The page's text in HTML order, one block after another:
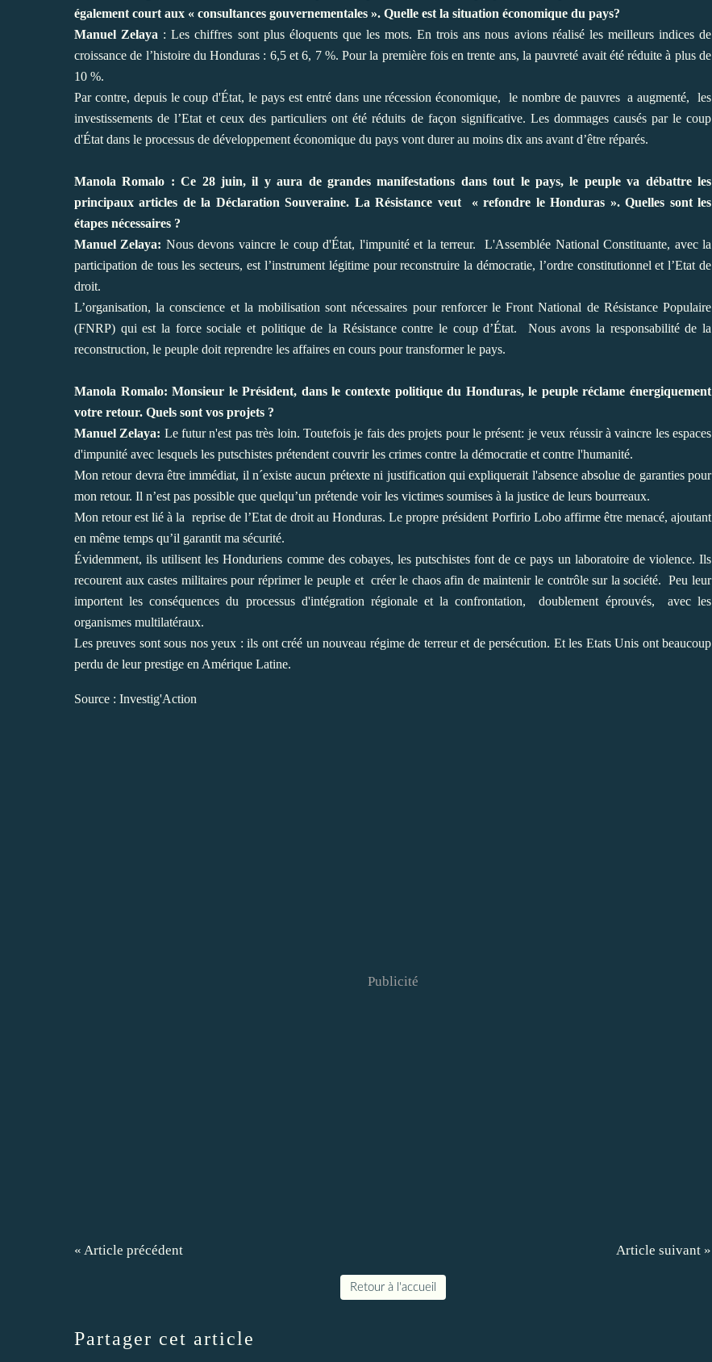
également court aux « consultances gouvernementales ». Quelle est la situation économique du pays?
Manuel Zelaya : Les chiffres sont plus éloquents que les mots. En trois ans nous avions réalisé les meilleurs indices de
croissance de l’histoire du Honduras : 6,5 et 6, 7 %. Pour la première fois en trente ans, la pauvreté avait été réduite à plus de
10 %.
Par contre, depuis le coup d'État, le pays est entré dans une récession économique, le nombre de pauvres a augmenté, les
investissements de l’Etat et ceux des particuliers ont été réduits de façon significative. Les dommages causés par le coup
d'État dans le processus de développement économique du pays vont durer au moins dix ans avant d’être réparés.
Manola Romalo : Ce 28 juin, il y aura de grandes manifestations dans tout le pays, le peuple va débattre les
principaux articles de la Déclaration Souveraine. La Résistance veut « refondre le Honduras ». Quelles sont les
étapes nécessaires ?
Manuel Zelaya: Nous devons vaincre le coup d'État, l'impunité et la terreur. L'Assemblée National Constituante, avec la
participation de tous les secteurs, est l’instrument légitime pour reconstruire la démocratie, l’ordre constitutionnel et l’Etat de
droit.
L’organisation, la conscience et la mobilisation sont nécessaires pour renforcer le Front National de Résistance Populaire
(FNRP) qui est la force sociale et politique de la Résistance contre le coup d’État. Nous avons la responsabilité de la
reconstruction, le peuple doit reprendre les affaires en cours pour transformer le pays.
Manola Romalo: Monsieur le Président, dans le contexte politique du Honduras, le peuple réclame énergiquement
votre retour. Quels sont vos projets ?
Manuel Zelaya: Le futur n'est pas très loin. Toutefois je fais des projets pour le présent: je veux réussir à vaincre les espaces
d'impunité avec lesquels les putschistes prétendent couvrir les crimes contre la démocratie et contre l'humanité.
Mon retour devra être immédiat, il n´existe aucun prétexte ni justification qui expliquerait l'absence absolue de garanties pour
mon retour. Il n’est pas possible que quelqu’un prétende voir les victimes soumises à la justice de leurs bourreaux.
Mon retour est lié à la reprise de l’Etat de droit au Honduras. Le propre président Porfirio Lobo affirme être menacé, ajoutant
en même temps qu’il garantit ma sécurité.
Évidemment, ils utilisent les Honduriens comme des cobayes, les putschistes font de ce pays un laboratoire de violence. Ils
recourent aux castes militaires pour réprimer le peuple et créer le chaos afin de maintenir le contrôle sur la société. Peu leur
importent les conséquences du processus d'intégration régionale et la confrontation, doublement éprouvés, avec les
organismes multilatéraux.
Les preuves sont sous nos yeux : ils ont créé un nouveau régime de terreur et de persécution. Et les Etats Unis ont beaucoup
perdu de leur prestige en Amérique Latine.
Source : Investig'Action
Publicité
« Article précédent Article suivant »
Retour à l'accueil
Partager cet article